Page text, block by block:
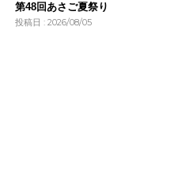
第48回あさご夏祭り
投稿日 : 2026/08/05